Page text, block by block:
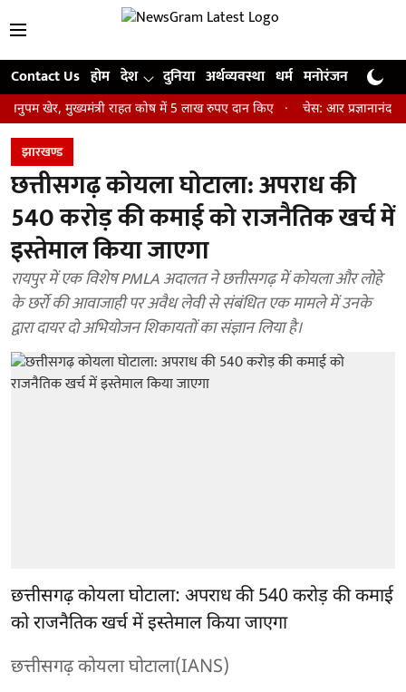
Contact Us होम देश दुनिया अर्थव्यवस्था धर्म मनोरंजन खेल
मुख्यमंत्री राहत कोष में 5 लाख रुपए दान किए चेस: आर प्रज्ञानानंद ने जीता
झारखण्‍ड
छत्तीसगढ़ कोयला घोटाला: अपराध की
540 करोड़ की कमाई को राजनैतिक खर्च में
इस्तेमाल किया जाएगा
रायपुर में एक विशेष PMLA अदालत ने छत्तीसगढ़ में कोयला और लोहे
के छर्रो की आवाजाही पर अवैध लेवी से संबंधित एक मामले में उनके
द्वारा दायर दो अभियोजन शिकायतों का संज्ञान लिया है।
छत्तीसगढ़ कोयला घोटाला: अपराध की 540 करोड़ की कमाई
को राजनैतिक खर्च में इस्तेमाल किया जाएगा
छत्तीसगढ़ कोयला घोटाला(IANS)